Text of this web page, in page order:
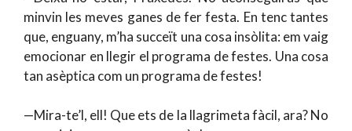
minvin les meves ganes de fer festa. En tenc tantes
que, enguany, m’ha succeït una cosa insòlita: em vaig
emocionar en llegir el programa de festes. Una cosa
tan asèptica com un programa de festes!
—Mira-te’l, ell! Que ets de la llagrimeta fàcil, ara? No